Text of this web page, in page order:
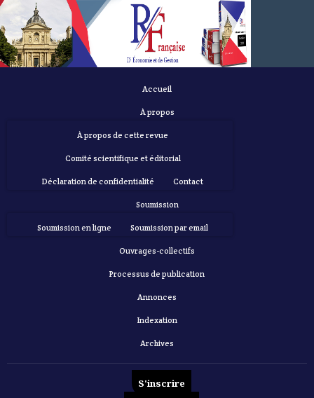
Accueil
À propos
À propos de cette revue
Comité scientifique et éditorial
Déclaration de confidentialité Contact
Soumission
Soumission en ligne Soumission par email
Ouvrages-collectifs
Processus de publication
Annonces
Indexation
Archives
S'inscrire